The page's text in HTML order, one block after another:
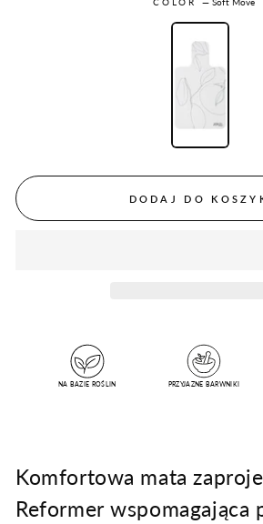
COLOR—Soft Move
DODAJ DO
NA BAZIE ROŚLIN PRZYJAZNE BARWNIKI
Komfortowa mata
Reformer wspomagająca